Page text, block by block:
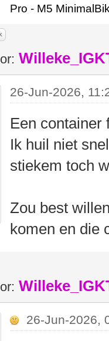
Pro - M5
26-Jun-2026,
Een container
Ik huil niet
stiekem toch
Zou best
komen en die
26-Jun-2026,